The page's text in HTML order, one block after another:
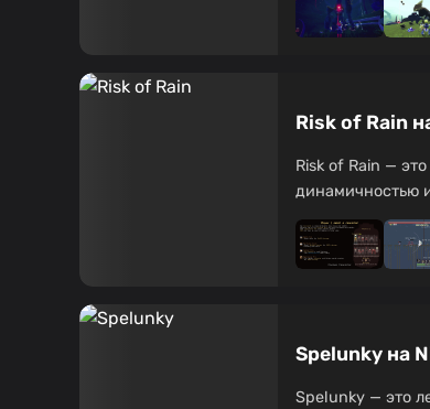
Risk of Rain
Risk of Rain —
динамичностью
Spelunky на
Spelunky — это